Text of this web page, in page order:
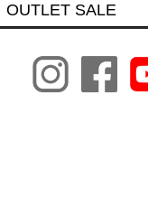
OUTLET SALE